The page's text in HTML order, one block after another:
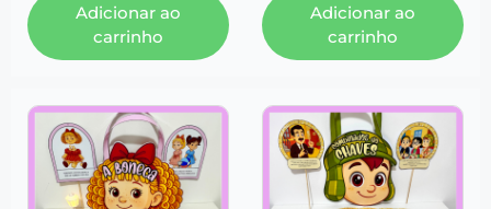
Adicionar ao
carrinho
Adicionar ao
carrinho